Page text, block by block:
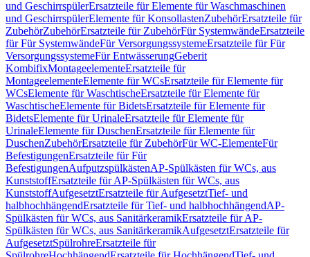
und GeschirrspülerErsatzteile für Elemente für Waschmaschinen
und GeschirrspülerElemente für KonsollastenZubehörErsatzteile für
ZubehörZubehörErsatzteile für ZubehörFür SystemwändeErsatzteile
für Für SystemwändeFür VersorgungssystemeErsatzteile für Für
VersorgungssystemeFür EntwässerungGeberit
KombifixMontageelementeErsatzteile für
MontageelementeElemente für WCsErsatzteile für Elemente für
WCsElemente für WaschtischeErsatzteile für Elemente für
WaschtischeElemente für BidetsErsatzteile für Elemente für
BidetsElemente für UrinaleErsatzteile für Elemente für
UrinaleElemente für DuschenErsatzteile für Elemente für
DuschenZubehörErsatzteile für ZubehörFür WC-ElementeFür
BefestigungenErsatzteile für Für
BefestigungenAufputzspülkästenAP-Spülkästen für WCs, aus
KunststoffErsatzteile für AP-Spülkästen für WCs, aus
KunststoffAufgesetztErsatzteile für AufgesetztTief- und
halbhochhängendErsatzteile für Tief- und halbhochhängendAP-
Spülkästen für WCs, aus SanitärkeramikErsatzteile für AP-
Spülkästen für WCs, aus SanitärkeramikAufgesetztErsatzteile für
AufgesetztSpülrohreErsatzteile für